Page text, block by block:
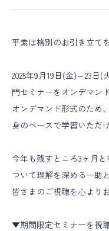
平素は格別のお引き立て
2025年9月19日(金)～23日
門セミナーをオンデマン
オンデマンド形式のため
身のペースで学習いただけ
今年も残すところ3ヶ月
ついて理解を深める一助
皆さまのご視聴を心より
▼期間限定セミナーを視